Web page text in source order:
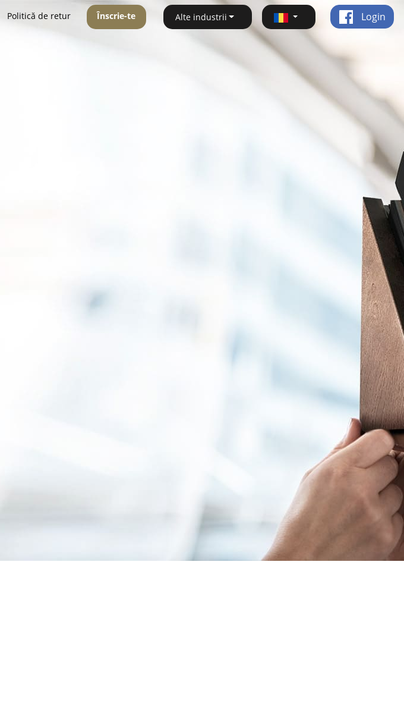
Politică de retur Înscrie-te Alte industrii Login